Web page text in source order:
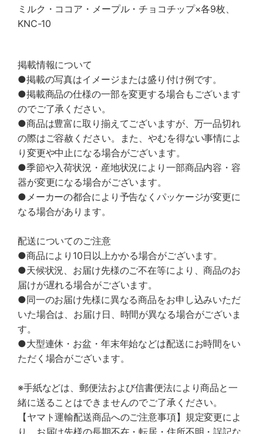
ミルク・ココア・メープル・チョコチップ×各9枚、
KNC-10
掲載情報について
●掲載の写真はイメージまたは盛り付け例です。
●掲載商品の仕様の一部を変更する場合もございます
のでご了承ください。
●商品は豊富に取り揃えてございますが、万一品切れ
の際はご容赦ください。また、やむを得ない事情によ
り変更や中止になる場合がございます。
●季節や入荷状況・産地状況により一部商品内容・容
器が変更になる場合がございます。
●メーカーの都合により予告なくパッケージが変更に
なる場合があります。
配送についてのご注意
●商品により10日以上かかる場合がございます。
●天候状況、お届け先様のご不在等により、商品のお
届けが遅れる場合がございます。
●同一のお届け先様に異なる商品をお申し込みいただ
いた場合は、お届け日、時間が異なる場合がございま
す。
●大型連休・お盆・年末年始などは配送にお時間をい
ただく場合がございます。
※手紙などは、郵便法および信書便法により商品と一
緒に送ることはできませんのでご了承ください。
【ヤマト運輸配送商品へのご注意事項】規定変更によ
り、お届け先様の長期不在・転居・住所不明・誤記な